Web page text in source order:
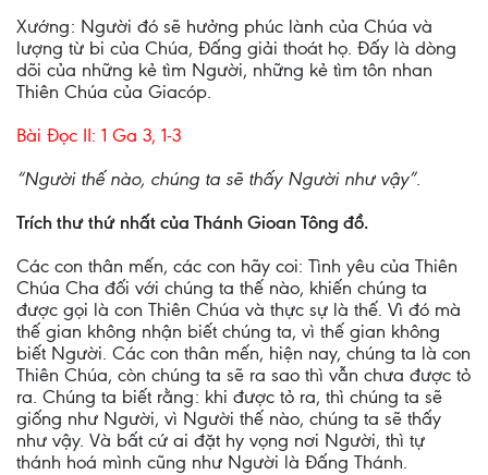
Xướng: Người đó sẽ hưởng phúc lành của Chúa và
lượng từ bi của Chúa, Ðấng giải thoát họ. Ðấy là dòng
dõi của những kẻ tìm Người, những kẻ tìm tôn nhan
Thiên Chúa của Giacóp.
Bài Ðọc II: 1 Ga 3, 1-3
“Người thế nào, chúng ta sẽ thấy Người như vậy”.
Trích thư thứ nhất của Thánh Gioan Tông đồ.
Các con thân mến, các con hãy coi: Tình yêu của Thiên
Chúa Cha đối với chúng ta thế nào, khiến chúng ta
được gọi là con Thiên Chúa và thực sự là thế. Vì đó mà
thế gian không nhận biết chúng ta, vì thế gian không
biết Người. Các con thân mến, hiện nay, chúng ta là con
Thiên Chúa, còn chúng ta sẽ ra sao thì vẫn chưa được tỏ
ra. Chúng ta biết rằng: khi được tỏ ra, thì chúng ta sẽ
giống như Người, vì Người thế nào, chúng ta sẽ thấy
như vậy. Và bất cứ ai đặt hy vọng nơi Người, thì tự
thánh hoá mình cũng như Người là Ðấng Thánh.